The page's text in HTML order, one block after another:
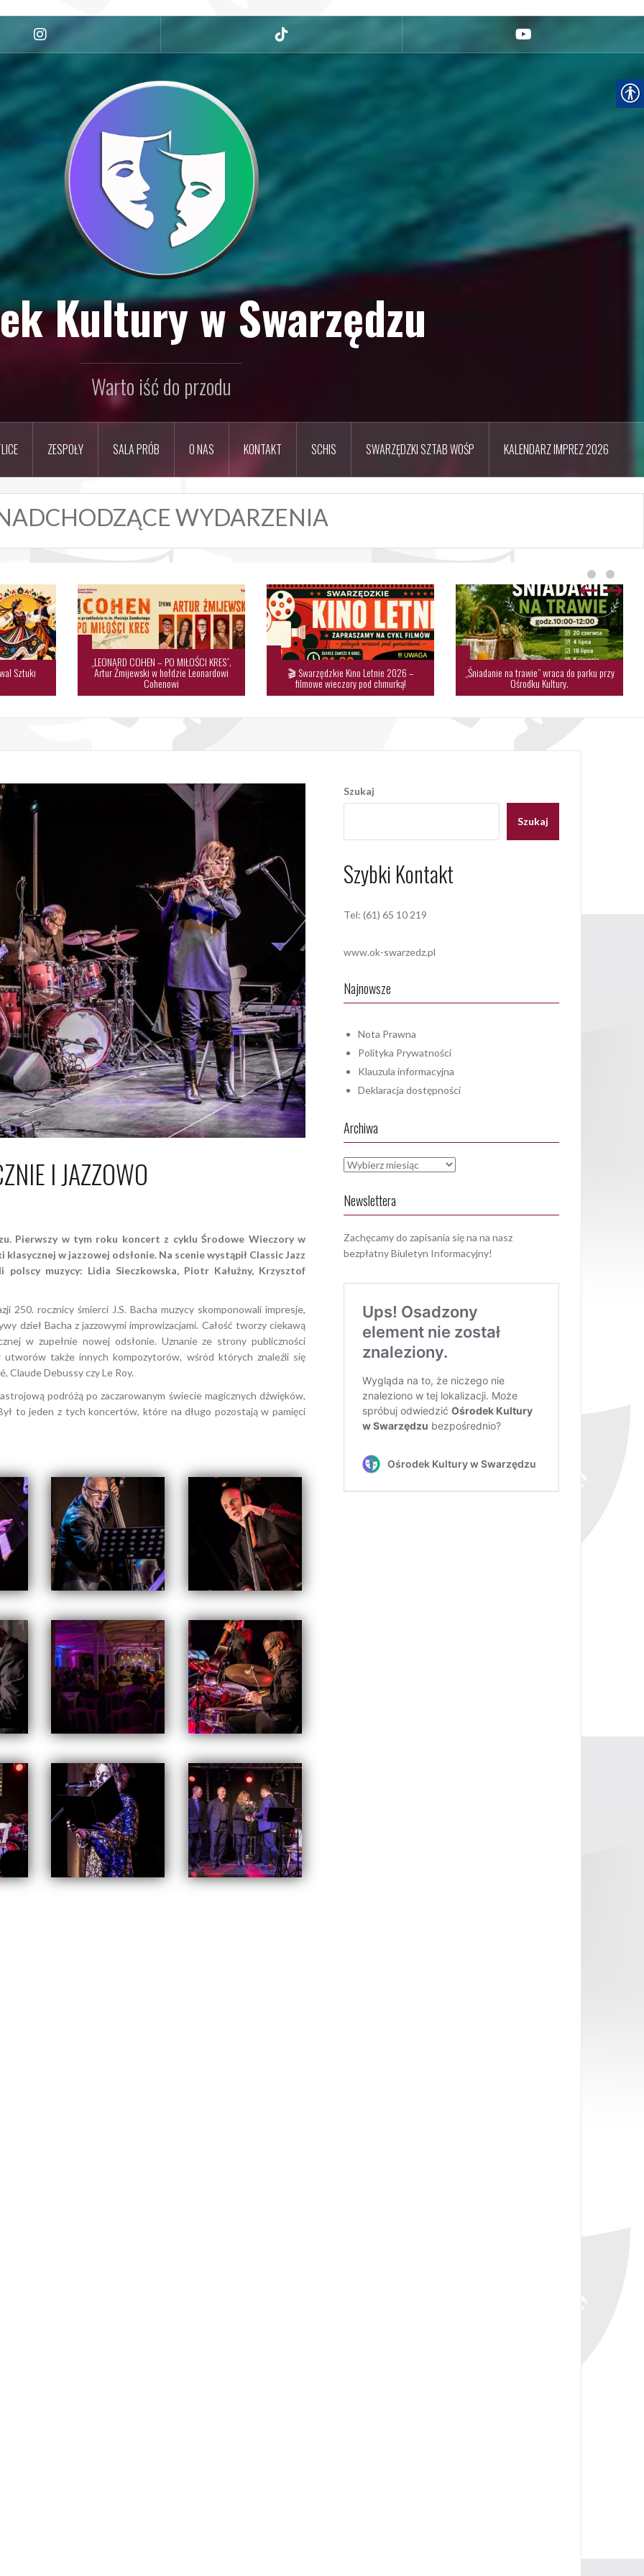
tiktok
Kultury w Swarzędzu
Warto iść do przodu
ZESPOŁY SALA PRÓB O NAS KONTAKT SCHIS SWARZĘDZKI SZTAB WOŚP KALENDARZ IMPREZ 2026
WYDARZENIA
Sztuki
„LEONARD COHEN – PO MIŁOŚCI KRES”.
Artur Żmijewski w hołdzie Leonardowi
Cohenowi
🎬 Swarzędzkie Kino Letnie 2026 –
filmowe wieczory pod chmurką!
„Śniadanie na trawie” wraca do parku przy
Ośrodku Kultury.
I JAZZOWO
Pierwszy w tym roku koncert z cyklu Środowe Wieczory w
klasycznej w jazzowej odsłonie. Na scenie wystąpił Classic Jazz
muzycy: Lidia Sieczkowska, Piotr Kałużny, Krzysztof
250. rocznicy śmierci J.S. Bacha muzycy skomponowali impresje,
dzieł Bacha z jazzowymi improwizacjami. Całość tworzy ciekawą
w zupełnie nowej odsłonie. Uznanie ze strony publiczności
także innych kompozytorów, wśród których znaleźli się
Claude Debussy czy Le Roy.
podróżą po zaczarowanym świecie magicznych dźwięków,
to jeden z tych koncertów, które na długo pozostają w pamięci
Szukaj
Szukaj
Szybki Kontakt
Tel: (61) 65 10 219
www.ok-swarzedz.pl
Najnowsze
Nota Prawna
Polityka Prywatności
Klauzula informacyjna
Deklaracja dostępności
Archiwa
Archiwa
Newslettera
Zachęcamy do zapisania się na na nasz
bezpłatny Biuletyn Informacyjny!